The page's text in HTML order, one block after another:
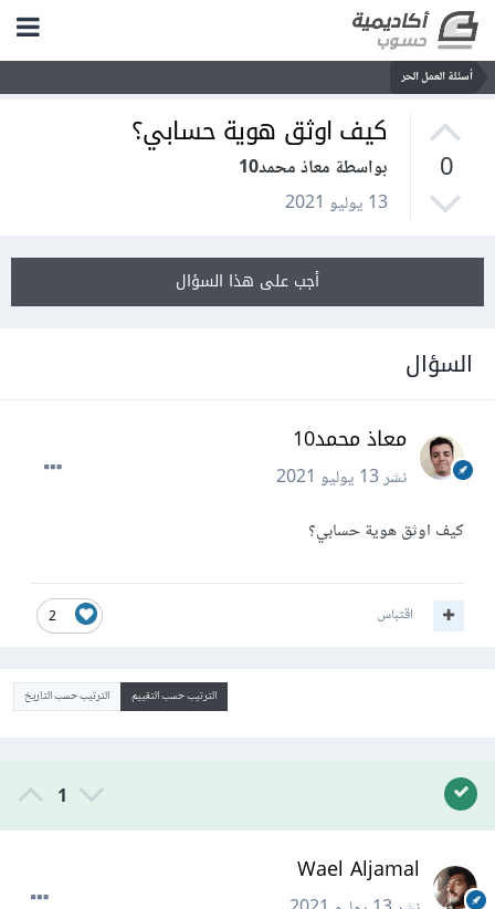
أسئلة العمل الحر
0
كيف اوثق هوية حسابي؟
بواسطة معاذ محمد10
13 يوليو 2021
أجب على هذا السؤال
السؤال
معاذ محمد10
نشر13 يوليو 2021
كيف اوثق هوية حسابي؟
2 اقتباس
الترتيب حسب التقييم الترتيب حسب التاريخ
1
Wael Aljamal